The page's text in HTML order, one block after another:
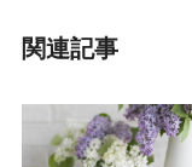
関連記事